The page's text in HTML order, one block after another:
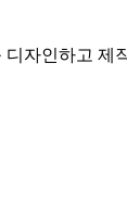
자인하고 제